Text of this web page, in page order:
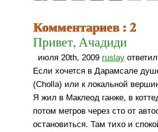
Комментариев : 2
Привет, Ачадиди
июля 20th, 2009 ruslay
Если хочется в Дарамсале
(Cholla) или к локальной
Я жил в Маклеод ганже, в
потом метров через сто от
остановиться. Там тихо и